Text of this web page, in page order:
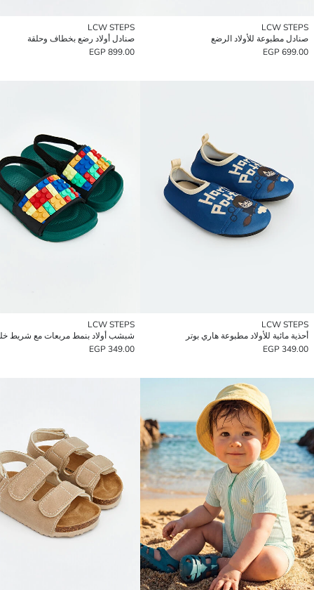
LCW STEPS
صنادل مطبوعة للأولاد الرضع
699.00 EGP
LCW STEPS
صنادل أولاد رضع بخطاف وحلقة
899.00 EGP
LCW STEPS
أحذية مائية للأولاد مطبوعة هاري بوتر
349.00 EGP
LCW STEPS
349.00 EGP